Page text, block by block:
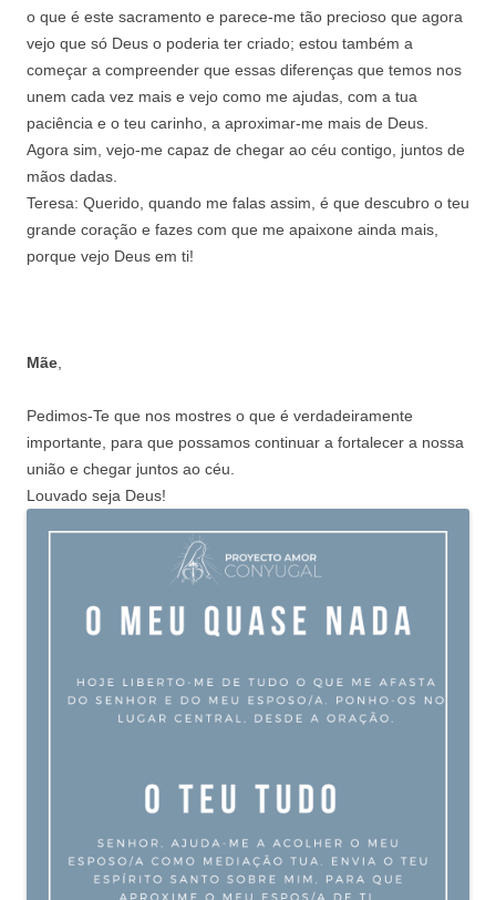
o que é este sacramento e parece-me tão precioso que agora
vejo que só Deus o poderia ter criado; estou também a
começar a compreender que essas diferenças que temos nos
unem cada vez mais e vejo como me ajudas, com a tua
paciência e o teu carinho, a aproximar-me mais de Deus.
Agora sim, vejo-me capaz de chegar ao céu contigo, juntos de
mãos dadas.
Teresa: Querido, quando me falas assim, é que descubro o teu
grande coração e fazes com que me apaixone ainda mais,
porque vejo Deus em ti!
Mãe
Pedimos-Te que nos mostres o que é verdadeiramente
importante, para que possamos continuar a fortalecer a nossa
união e chegar juntos ao céu.
Louvado seja Deus!